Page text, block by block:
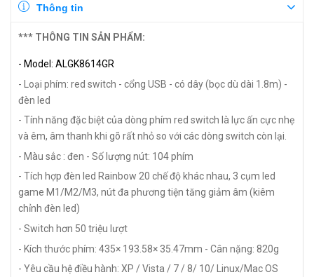
Thông tin
*** THÔNG TIN SẢN PHẨM:
- Model: ALGK8614GR
- Loại phím: red switch - cổng USB - có dây (bọc dù dài 1.8m) -
đèn led
- Tính năng đặc biệt của dòng phím red switch là lực ấn cực nhẹ
và êm, âm thanh khi gõ rất nhỏ so với các dòng switch còn lại.
- Màu sắc : đen - Số lượng nút: 104 phím
- Tích hợp đèn led Rainbow 20 chế độ khác nhau, 3 cụm led
game M1/M2/M3, nút đa phương tiện tăng giảm âm (kiêm
chỉnh đèn led)
- Switch hơn 50 triệu lượt
- Kích thước phím: 435× 193.58× 35.47mm - Cân nặng: 820g
- Yêu cầu hệ điều hành: XP / Vista / 7 / 8/ 10/ Linux/Mac OS